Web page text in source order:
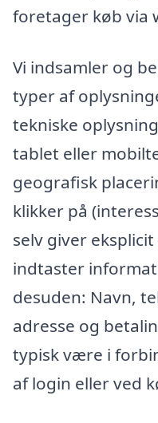
foretager køb via
Vi indsamler og
typer af
tekniske
tablet eller
geografisk
klikker på
selv giver
indtaster
desuden: Navn,
adresse og
typisk være i
af login eller ved